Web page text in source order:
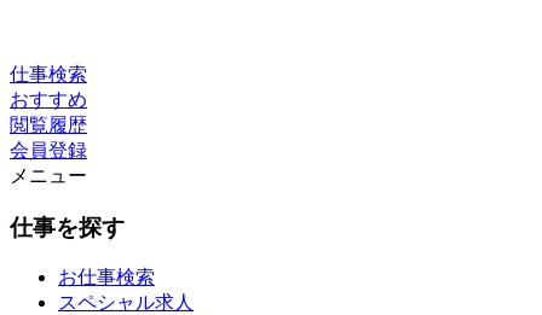
仕事検索
おすすめ
閲覧履歴
会員登録
メニュー
仕事を探す
お仕事検索
スペシャル求人